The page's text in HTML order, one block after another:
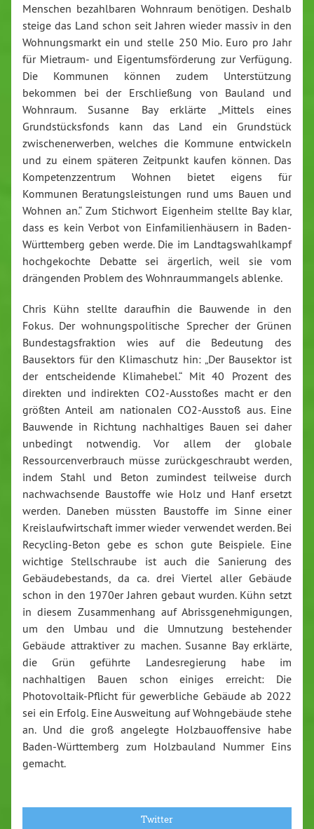
Menschen bezahlbaren Wohnraum benötigen. Deshalb
steige das Land schon seit Jahren wieder massiv in den
Wohnungsmarkt ein und stelle 250 Mio. Euro pro Jahr
für Mietraum- und Eigentumsförderung zur Verfügung.
Die Kommunen können zudem Unterstützung
bekommen bei der Erschließung von Bauland und
Wohnraum. Susanne Bay erklärte „Mittels eines
Grundstücksfonds kann das Land ein Grundstück
zwischenerwerben, welches die Kommune entwickeln
und zu einem späteren Zeitpunkt kaufen können. Das
Kompetenzzentrum Wohnen bietet eigens für
Kommunen Beratungsleistungen rund ums Bauen und
Wohnen an.“ Zum Stichwort Eigenheim stellte Bay klar,
dass es kein Verbot von Einfamilienhäusern in Baden-
Württemberg geben werde. Die im Landtagswahlkampf
hochgekochte Debatte sei ärgerlich, weil sie vom
drängenden Problem des Wohnraummangels ablenke.
Chris Kühn stellte daraufhin die Bauwende in den
Fokus. Der wohnungspolitische Sprecher der Grünen
Bundestagsfraktion wies auf die Bedeutung des
Bausektors für den Klimaschutz hin: „Der Bausektor ist
der entscheidende Klimahebel.“ Mit 40 Prozent des
direkten und indirekten CO2-Ausstoßes macht er den
größten Anteil am nationalen CO2-Ausstoß aus. Eine
Bauwende in Richtung nachhaltiges Bauen sei daher
unbedingt notwendig. Vor allem der globale
Ressourcenverbrauch müsse zurückgeschraubt werden,
indem Stahl und Beton zumindest teilweise durch
nachwachsende Baustoffe wie Holz und Hanf ersetzt
werden. Daneben müssten Baustoffe im Sinne einer
Kreislaufwirtschaft immer wieder verwendet werden. Bei
Recycling-Beton gebe es schon gute Beispiele. Eine
wichtige Stellschraube ist auch die Sanierung des
Gebäudebestands, da ca. drei Viertel aller Gebäude
schon in den 1970er Jahren gebaut wurden. Kühn setzt
in diesem Zusammenhang auf Abrissgenehmigungen,
um den Umbau und die Umnutzung bestehender
Gebäude attraktiver zu machen. Susanne Bay erklärte,
die Grün geführte Landesregierung habe im
nachhaltigen Bauen schon einiges erreicht: Die
Photovoltaik-Pflicht für gewerbliche Gebäude ab 2022
sei ein Erfolg. Eine Ausweitung auf Wohngebäude stehe
an. Und die groß angelegte Holzbauoffensive habe
Baden-Württemberg zum Holzbauland Nummer Eins
gemacht.
Twitter